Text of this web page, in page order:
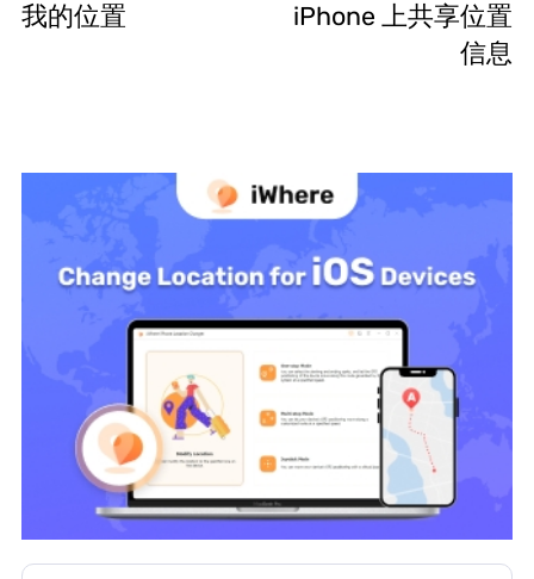
我的位置
iPhone 上共享位置
信息